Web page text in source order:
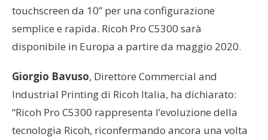
touchscreen da 10” per una configurazione
semplice e rapida. Ricoh Pro C5300 sarà
disponibile in Europa a partire da maggio 2020.
Giorgio Bavuso, Direttore Commercial and
Industrial Printing di Ricoh Italia, ha dichiarato:
“Ricoh Pro C5300 rappresenta l’evoluzione della
tecnologia Ricoh, riconfermando ancora una volta